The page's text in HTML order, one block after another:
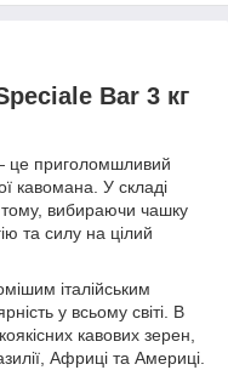
Bar 3 кг
це приголомшливий
кавомана. У складі
тому, вибираючи чашку
та силу на цілий
італійським
у всьому світі. В
кавових зерен,
Африці та Америці.